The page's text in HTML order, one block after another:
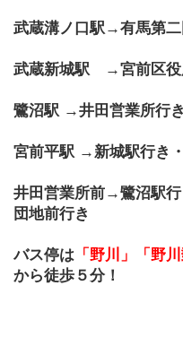
武蔵溝ノ口駅→有馬第二
武蔵新城駅　→宮前区役
鷺沼駅 →井田営業所行
宮前平駅 →新城駅行き
井田営業所前→鷺沼駅
団地前行き
バス停は 「野川」「野
から徒歩５分！